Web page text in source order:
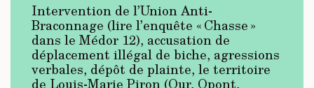
Intervention de l’Union Anti-
Braconnage (lire l’enquête « Chasse »
dans le Médor 12), accusation de
déplacement illégal de biche, agressions
verbales, dépôt de plainte, le territoire
de Louis-Marie Piron (Our, Opont,